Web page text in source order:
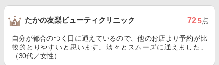
たかの友梨ビューティクリニック 72.5点
自分が都合のつく日に通えているので、他のお店より予約が比
較的とりやすいと思います。淡々とスムーズに通えました。
（30代／女性）